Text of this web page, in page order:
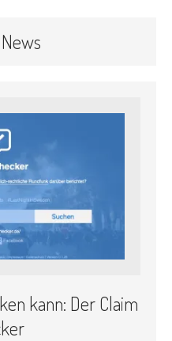
kann: Der Claim